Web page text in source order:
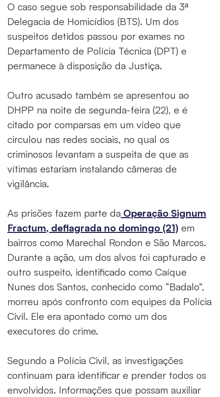
O caso segue sob responsabilidade da 3ª
Delegacia de Homicídios (BTS). Um dos
suspeitos detidos passou por exames no
Departamento de Polícia Técnica (DPT) e
permanece à disposição da Justiça.
Outro acusado também se apresentou ao
DHPP na noite de segunda-feira (22), e é
citado por comparsas em um vídeo que
circulou nas redes sociais, no qual os
criminosos levantam a suspeita de que as
vítimas estariam instalando câmeras de
vigilância.
As prisões fazem parte da Operação Signum
Fractum, deflagrada no domingo (21) em
bairros como Marechal Rondon e São Marcos.
Durante a ação, um dos alvos foi capturado e
outro suspeito, identificado como Caíque
Nunes dos Santos, conhecido como “Badalo”,
morreu após confronto com equipes da Polícia
Civil. Ele era apontado como um dos
executores do crime.
Segundo a Polícia Civil, as investigações
continuam para identificar e prender todos os
envolvidos. Informações que possam auxiliar